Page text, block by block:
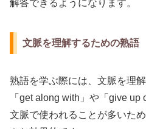
解答できるようになります。
文脈を理解するための熟語
熟語を学ぶ際には、文脈を理
「get along with」や「give
文脈で使われることが多いた